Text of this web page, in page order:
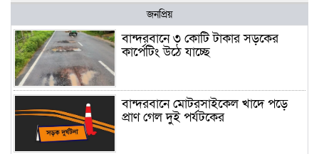
জনপ্রিয়
বান্দরবানে ৩ কোটি টাকার সড়কের
কার্পেটিং উঠে যাচ্ছে
বান্দরবানে মোটরসাইকেল খাদে পড়ে
প্রাণ গেল দুই পর্যটকের